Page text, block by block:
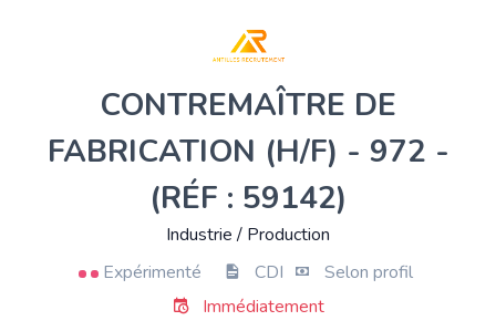
CONTREMAÎTRE DE
FABRICATION (H/F) - 972 -
(RÉF : 59142)
Industrie / Production
Expérimenté
CDI
Selon profil
Immédiatement